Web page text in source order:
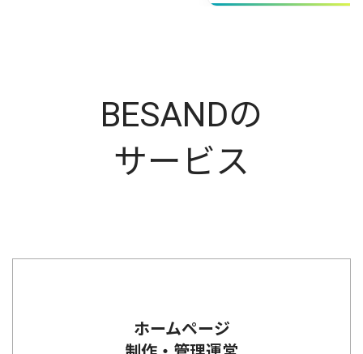
BESANDの
サービス
ホームページ